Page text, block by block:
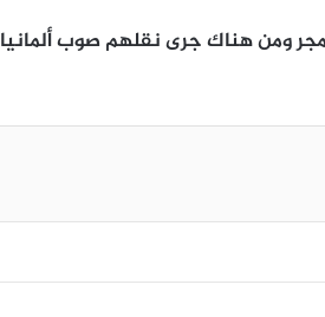
ومن هناك جرى نقلهم صوب ألمانيا